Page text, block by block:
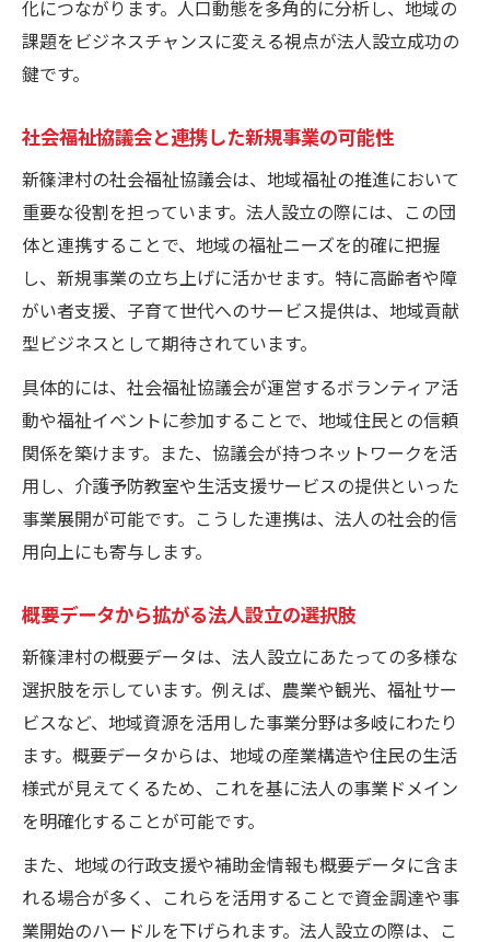
化につながります。人口動態を多角的に分析し、地域の
課題をビジネスチャンスに変える視点が法人設立成功の
鍵です。
社会福祉協議会と連携した新規事業の可能性
新篠津村の社会福祉協議会は、地域福祉の推進において
重要な役割を担っています。法人設立の際には、この団
体と連携することで、地域の福祉ニーズを的確に把握
し、新規事業の立ち上げに活かせます。特に高齢者や障
がい者支援、子育て世代へのサービス提供は、地域貢献
型ビジネスとして期待されています。
具体的には、社会福祉協議会が運営するボランティア活
動や福祉イベントに参加することで、地域住民との信頼
関係を築けます。また、協議会が持つネットワークを活
用し、介護予防教室や生活支援サービスの提供といった
事業展開が可能です。こうした連携は、法人の社会的信
用向上にも寄与します。
概要データから拡がる法人設立の選択肢
新篠津村の概要データは、法人設立にあたっての多様な
選択肢を示しています。例えば、農業や観光、福祉サー
ビスなど、地域資源を活用した事業分野は多岐にわたり
ます。概要データからは、地域の産業構造や住民の生活
様式が見えてくるため、これを基に法人の事業ドメイン
を明確化することが可能です。
また、地域の行政支援や補助金情報も概要データに含ま
れる場合が多く、これらを活用することで資金調達や事
業開始のハードルを下げられます。法人設立の際は、こ